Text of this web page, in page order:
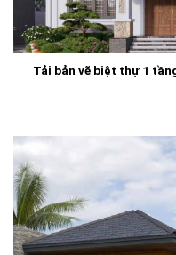
Tải bản vẽ biệt thự 1